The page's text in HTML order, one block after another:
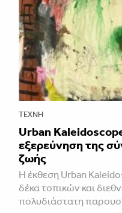
ΤΈΧΝΗ
Urban
εξερεύνηση της
ζωής
Η έκθεση Urban
δέκα τοπικών και
πολυδιάστατη